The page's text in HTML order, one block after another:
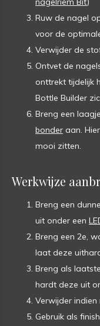
Ruw de nagel
voor de
Verwijder de
Ontvet de
onttrekt tijdelijk
Bottle Builder
Breng een laagje
bonder aan.
mooi zitten.
Werkwijze
Breng een
uit onder een
Breng een 2e,
laat deze
Breng als
hardt deze uit
Verwijder
Gebruik als